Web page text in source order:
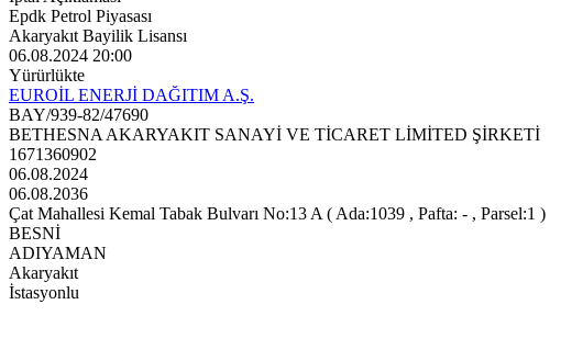
Epdk Petrol Piyasası
Akaryakıt Bayilik Lisansı
06.08.2024 20:00
Yürürlükte
EUROİL ENERJİ DAĞITIM A.Ş.
BAY/939-82/47690
BETHESNA AKARYAKIT SANAYİ VE TİCARET LİMİTED ŞİRKETİ
1671360902
06.08.2024
06.08.2036
Çat Mahallesi Kemal Tabak Bulvarı No:13 A ( Ada:1039 , Pafta: - , Parsel:1 )
BESNİ
ADIYAMAN
Akaryakıt
İstasyonlu